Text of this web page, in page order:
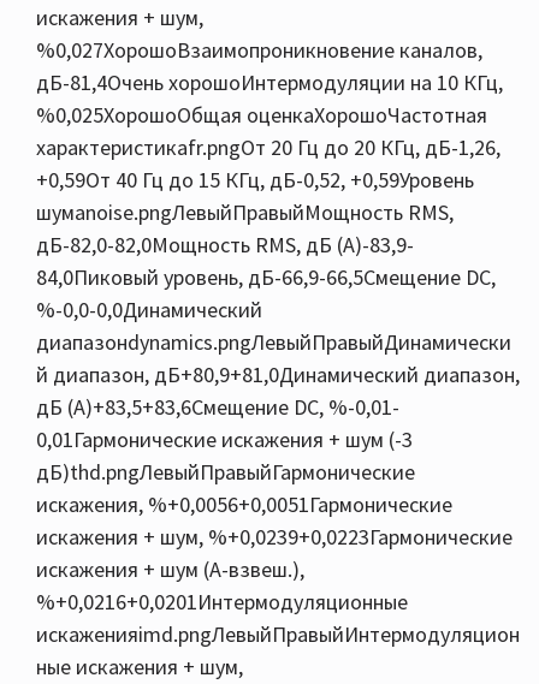
искажения + шум,
%0,027ХорошоВзаимопроникновение каналов,
дБ-81,4Очень хорошоИнтермодуляции на 10 КГц,
%0,025ХорошоОбщая оценкаХорошоЧастотная
характеристикаfr.pngОт 20 Гц до 20 КГц, дБ-1,26,
+0,59От 40 Гц до 15 КГц, дБ-0,52, +0,59Уровень
шумаnoise.pngЛевыйПравыйМощность RMS,
дБ-82,0-82,0Мощность RMS, дБ (A)-83,9-
84,0Пиковый уровень, дБ-66,9-66,5Смещение DC,
%-0,0-0,0Динамический
диапазонdynamics.pngЛевыйПравыйДинамически
й диапазон, дБ+80,9+81,0Динамический диапазон,
дБ (А)+83,5+83,6Смещение DC, %-0,01-
0,01Гармонические искажения + шум (-3
дБ)thd.pngЛевыйПравыйГармонические
искажения, %+0,0056+0,0051Гармонические
искажения + шум, %+0,0239+0,0223Гармонические
искажения + шум (A-взвеш.),
%+0,0216+0,0201Интермодуляционные
искаженияimd.pngЛевыйПравыйИнтермодуляцион
ные искажения + шум,